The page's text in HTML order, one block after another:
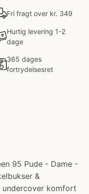
Fri fragt over kr. 349
Hurtig levering 1-2
dage
365 dages
fortrydelsesret
95 Pude - Dame -
&
undercover komfort